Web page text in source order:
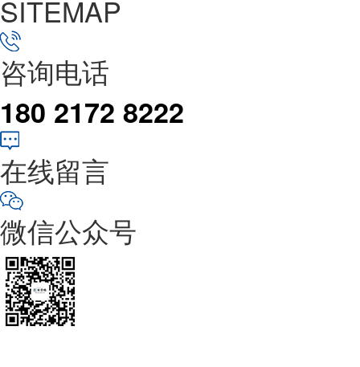
SITEMAP
咨询电话
180 2172 8222
在线留言
微信公众号